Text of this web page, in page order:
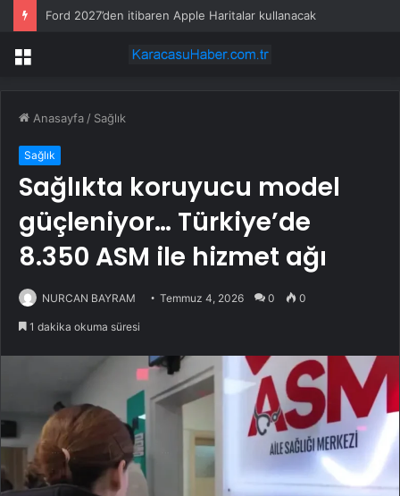
Ford 2027’den itibaren Apple Haritalar kullanacak
Menü
Anasayfa / Sağlık
Sağlık
Sağlıkta koruyucu model
güçleniyor… Türkiye’de
8.350 ASM ile hizmet ağı
NURCAN BAYRAM Temmuz 4, 2026 0 0
1 dakika okuma süresi